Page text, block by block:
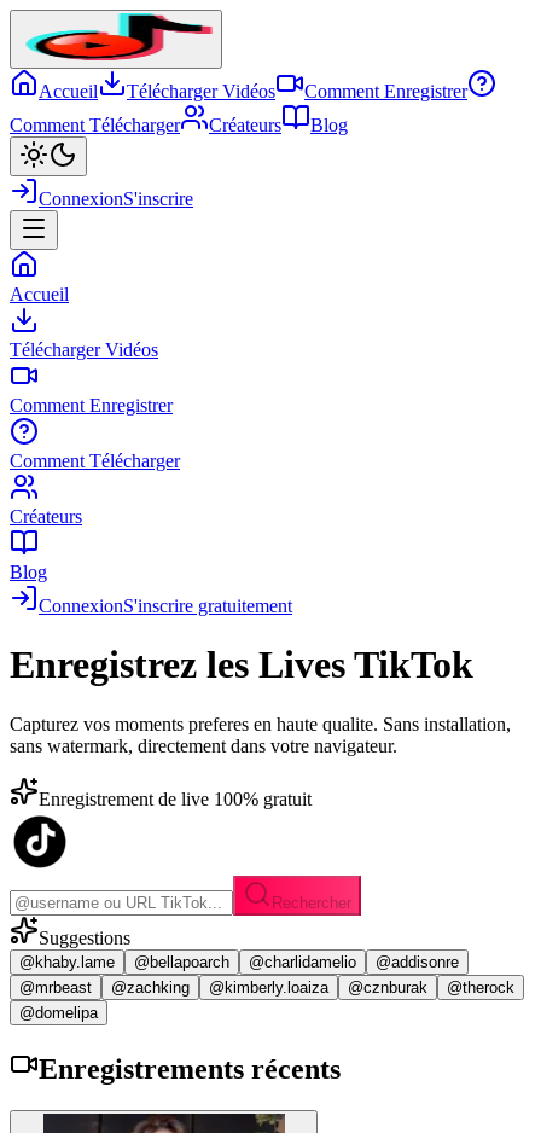
Accueil Télécharger Vidéos
Comment Enregistrer
Comment Télécharger
Créateurs Blog
ConnexionS'inscrire
Accueil
Télécharger Vidéos
Comment Enregistrer
Comment Télécharger
Créateurs
Blog
ConnexionS'inscrire gratuitement
Enregistrez les Lives TikTok
Capturez vos moments preferes en haute qualite. Sans installation,
sans watermark, directement dans votre navigateur.
Enregistrement de live 100% gratuit
Rechercher
Suggestions
@khaby.lame @bellapoarch @charlidamelio
@addisonre
@mrbeast
@zachking @kimberly.loaiza @cznburak
@therock
@domelipa
Enregistrements récents